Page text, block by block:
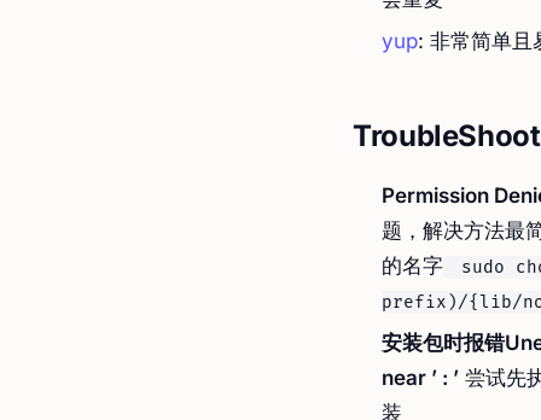
yup: 非常简单且
Permission
题，解决方法最
的名字
sudo
prefix)/{lib/
安装包时报错
near ’ : ’ 尝试先
装